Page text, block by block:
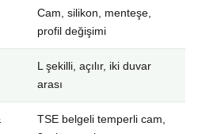
Cam, silikon, menteşe,
profil değişimi
L şekilli, açılır, iki duvar
arası
TSE belgeli temperli cam,